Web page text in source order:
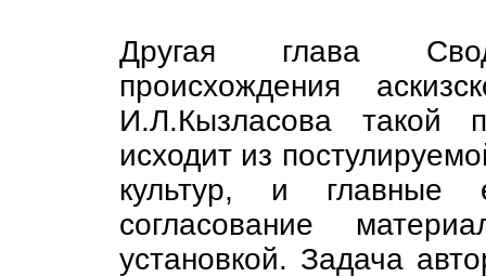
Другая глава
происхождения
И.Л.Кызласова такой
исходит из
культур, и главные
согласование
установкой. Задача